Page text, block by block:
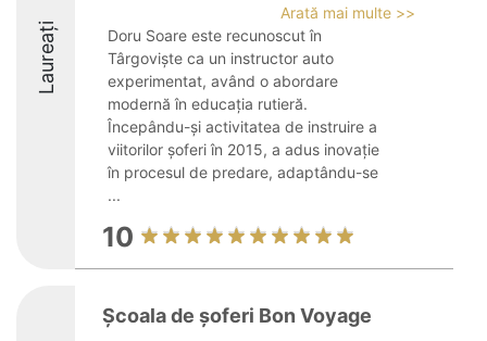
Laureați
Arată mai multe >>
Doru Soare este recunoscut în
Târgoviște ca un instructor auto
experimentat, având o abordare
modernă în educația rutieră.
Începându-și activitatea de instruire a
viitorilor șoferi în 2015, a adus inovație
în procesul de predare, adaptându-se
...
10
Școala de șoferi Bon Voyage